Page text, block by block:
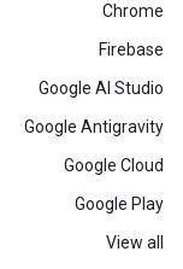
Chrome
Firebase
Google AI Studio
Google Antigravity
Google Cloud
Google Play
View all